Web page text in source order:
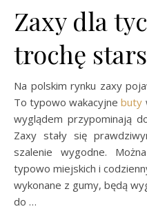
Zaxy dla
trochę
Na polskim rynku zaxy
To typowo wakacyjnebuty
wyglądem przypominają
Zaxy stały się
szalenie wygodne.
typowo miejskich i
wykonane z gumy, będą
do …